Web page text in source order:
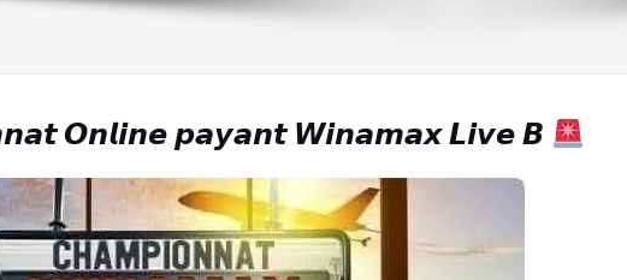
𝙊𝙣𝙡𝙞𝙣𝙚 𝙥𝙖𝙮𝙖𝙣𝙩 𝙒𝙞𝙣𝙖𝙢𝙖𝙭 𝙇𝙞𝙫𝙚 𝘽